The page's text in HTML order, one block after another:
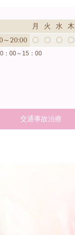
月 火 水 木
～20:00
〇 〇 〇 〇
：00～15：00
交通事故治療